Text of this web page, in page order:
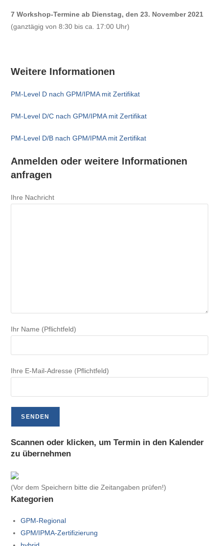
7 Workshop-Termine ab Dienstag, den 23. November 2021
(ganztägig von 8:30 bis ca. 17:00 Uhr)
Weitere Informationen
PM-Level D nach GPM/IPMA mit Zertifikat
PM-Level D/C nach GPM/IPMA mit Zertifikat
PM-Level D/B nach GPM/IPMA mit Zertifikat
Anmelden oder weitere Informationen
anfragen
Ihre Nachricht
Ihr Name (Pflichtfeld)
Ihre E-Mail-Adresse (Pflichtfeld)
A
l
e
r
n
Scannen oder klicken, um Termin in den Kalender
zu übernehmen
(Vor dem Speichern bitte die Zeitangaben prüfen!)
Kategorien
GPM-Regional
GPM/IPMA-Zertifizierung